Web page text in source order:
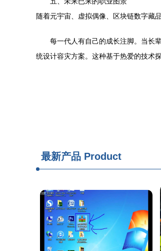
随着元宇宙、虚拟偶像、区块链数字藏
每一代人有自己的成长注脚。当长
统设计容灾方案。这种基于热爱的技术
最新产品 Product